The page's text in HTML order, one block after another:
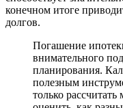
конечном итоге
долгов.
Погашение
внимательного
планирования.
полезным
только